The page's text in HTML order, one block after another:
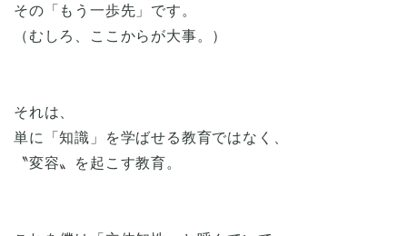
その「もう一歩先」です。
（むしろ、ここからが大事。）
それは、
単に「知識」を学ばせる教育ではなく、
〝変容〟を起こす教育。